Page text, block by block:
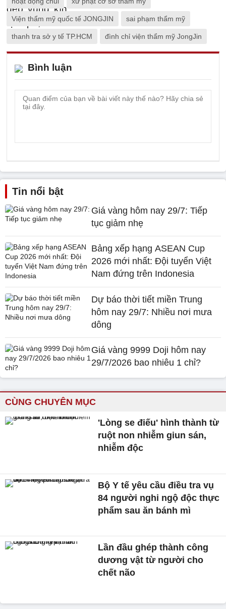
Viện thẩm mỹ quốc tế JONGJIN sai phạm thẩm mỹ
thanh tra sở y tế TP.HCM đình chỉ viện thẩm mỹ JongJin
Bình luận
Tin nổi bật
Giá vàng hôm nay 29/7: Tiếp
tục giảm nhẹ
Bảng xếp hạng ASEAN Cup
2026 mới nhất: Đội tuyển Việt
Nam đứng trên Indonesia
Dự báo thời tiết miền Trung
hôm nay 29/7: Nhiều nơi mưa
dông
Giá vàng 9999 Doji hôm nay
29/7/2026 bao nhiêu 1 chỉ?
CÙNG CHUYÊN MỤC
'Lòng se điếu' hình thành từ
ruột non nhiễm giun sán,
nhiễm độc
Bộ Y tế yêu cầu điều tra vụ
84 người nghi ngộ độc thực
phẩm sau ăn bánh mì
Lần đầu ghép thành công
dương vật từ người cho
chết não